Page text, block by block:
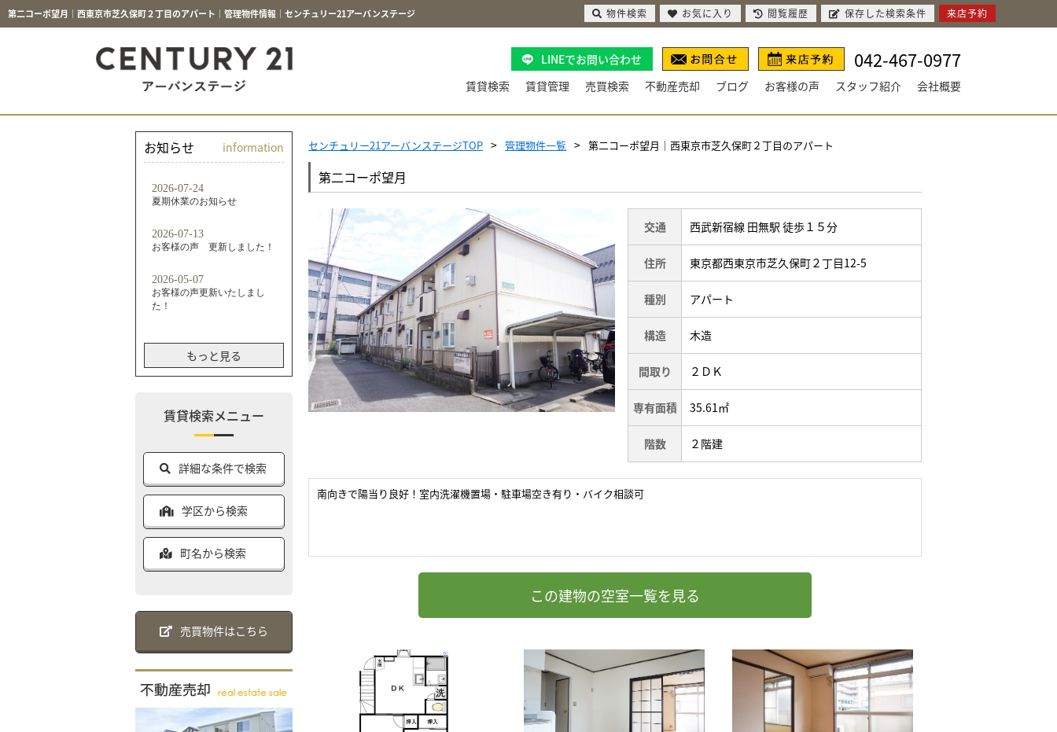
第二コーポ望月｜西東京市芝久保町２丁目のアパート｜管理物件情報｜センチュリー21アーバンステージ
LINEでお問い合わせ 042-467-0977
賃貸検索 賃貸管理 売買検索 不動産売却 ブログ お客様の声 スタッフ紹介 会社概要
センチュリー21アーバンステージTOP 管理物件一覧 第二コーポ望月｜西東京市芝久保町２丁目のアパート
第二コーポ望月
交通 西武新宿線 田無駅 徒歩１５分
住所 東京都西東京市芝久保町２丁目12-5
種別 アパート
構造 木造
間取り ２ＤＫ
専有面積 35.61㎡
階数 ２階建
南向きで陽当り良好！室内洗濯機置場・駐車場空き有り・バイク相談可
お知らせ information
もっと見る
賃貸検索メニュー
詳細な条件で検索
学区から検索
町名から検索
売買物件はこちら
物件検索 お気に入り 閲覧履歴 保存した検索条件 来店予約